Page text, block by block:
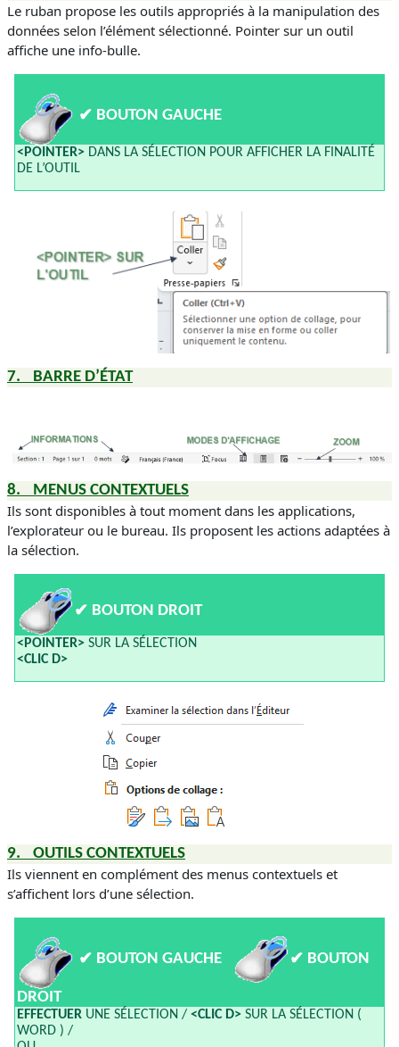
Le ruban propose les outils appropriés à la manipulation des
données selon l’élément sélectionné. Pointer sur un outil
affiche une info-bulle.
✔ BOUTON GAUCHE
<POINTER>DANS LA SÉLECTION POUR AFFICHER LA FINALITÉ
DE L’OUTIL
7. BARRE D’ÉTAT
8. MENUS CONTEXTUELS
Ils sont disponibles à tout moment dans les applications,
l’explorateur ou le bureau. Ils proposent les actions adaptées à
la sélection.
✔ BOUTON DROIT
<POINTER>SUR LA SÉLECTION
<CLIC D>
9. OUTILS CONTEXTUELS
Ils viennent en complément des menus contextuels et
s’affichent lors d’une sélection.
✔ BOUTON GAUCHE ✔ BOUTON
DROIT
EFFECTUERUNE SÉLECTION / <CLIC D>SUR LA SÉLECTION (
WORD ) /